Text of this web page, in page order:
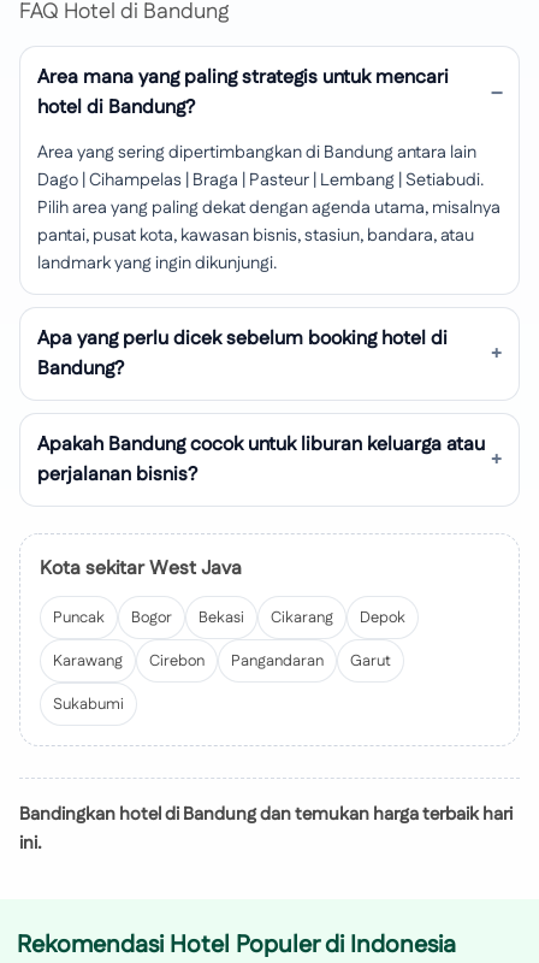
FAQ Hotel di Bandung
Area mana yang paling strategis untuk mencari
hotel di Bandung?
Area yang sering dipertimbangkan di Bandung antara lain
Dago | Cihampelas | Braga | Pasteur | Lembang | Setiabudi.
Pilih area yang paling dekat dengan agenda utama, misalnya
pantai, pusat kota, kawasan bisnis, stasiun, bandara, atau
landmark yang ingin dikunjungi.
Apa yang perlu dicek sebelum booking hotel di
Bandung?
Apakah Bandung cocok untuk liburan keluarga atau
perjalanan bisnis?
Kota sekitar West Java
Puncak Bogor Bekasi Cikarang
Depok
Karawang
Cirebon Pangandaran
Garut
Sukabumi
Bandingkan hotel di Bandung dan temukan harga terbaik hari
ini.
Rekomendasi Hotel Populer di Indonesia